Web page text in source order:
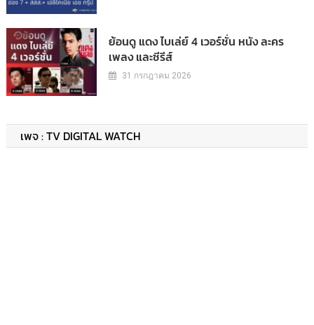
ย้อนดู แดง ไบเล่ย์ 4 เวอร์ชั่น หนัง ละคร
เพลง และซีรีส์
31 กรกฎาคม 2026
เพจ : TV DIGITAL WATCH